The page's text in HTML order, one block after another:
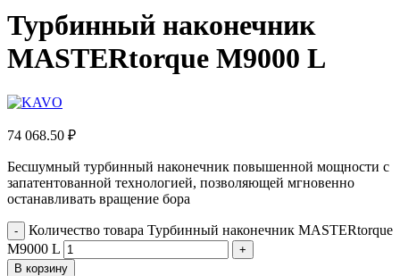
Турбинный наконечник
MASTERtorque M9000 L
74 068.50 ₽
Бесшумный турбинный наконечник повышенной мощности с
запатентованной технологией, позволяющей мгновенно
останавливать вращение бора
Количество товара Турбинный наконечник MASTERtorque
M9000 L
В корзину